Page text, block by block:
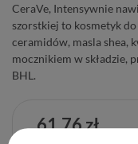
CeraVe, Intensywnie
szorstkiej to kosmetyk
ceramidów, masla shea,
mocznikiem w składzie,
BHL.
61,76 zł